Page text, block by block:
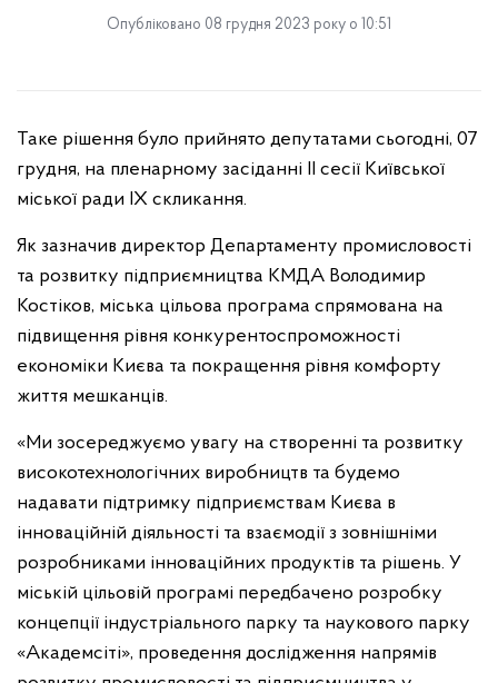
Опубліковано 08 грудня 2023 року о 10:51
Таке рішення було прийнято депутатами сьогодні, 07
грудня, на пленарному засіданні ІІ сесії Київської
міської ради ІХ скликання.
Як зазначив директор Департаменту промисловості
та розвитку підприємництва КМДА Володимир
Костіков, міська цільова програма спрямована на
підвищення рівня конкурентоспроможності
економіки Києва та покращення рівня комфорту
життя мешканців.
«Ми зосереджуємо увагу на створенні та розвитку
високотехнологічних виробництв та будемо
надавати підтримку підприємствам Києва в
інноваційній діяльності та взаємодії з зовнішніми
розробниками інноваційних продуктів та рішень. У
міській цільовій програмі передбачено розробку
концепції індустріального парку та наукового парку
«Академсіті», проведення дослідження напрямів